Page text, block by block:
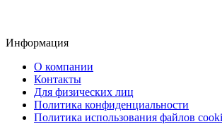
Информация
О компании
Контакты
Для физических лиц
Политика конфиденциальности
Политика использования файлов